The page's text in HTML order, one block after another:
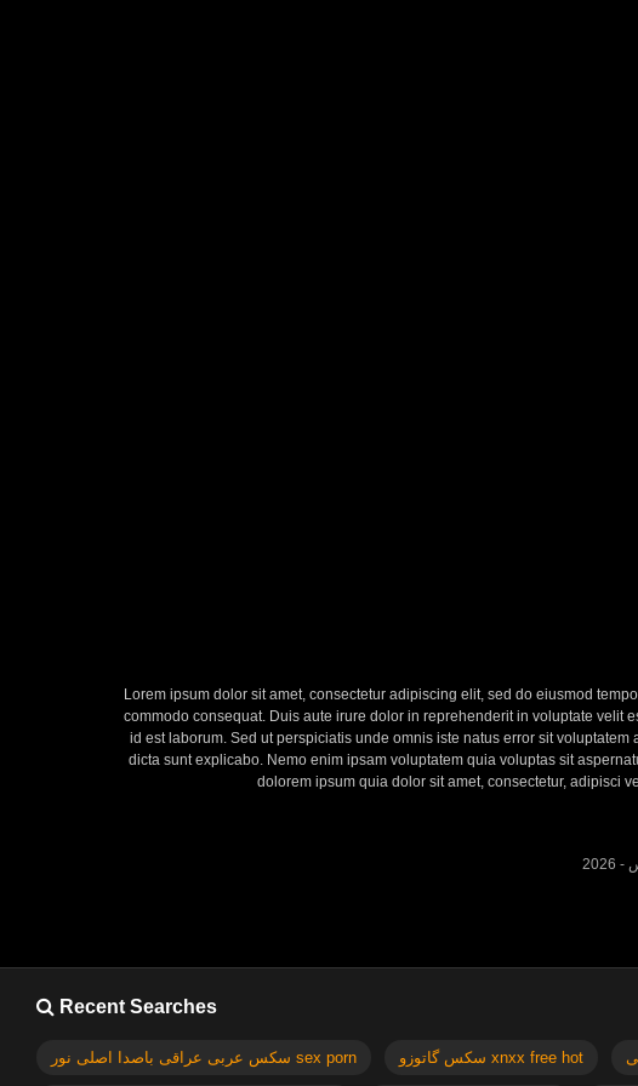
Lorem ipsum dolor sit amet, consectetur adipiscing elit, sed do eiusmod
commodo consequat. Duis aute irure dolor in reprehenderit in voluptate velit
id est laborum. Sed ut perspiciatis unde omnis iste natus error sit
dicta sunt explicabo. Nemo enim ipsam voluptatem quia voluptas sit
dolorem ipsum quia dolor sit amet, consectetur, adipisci
Recent Searches
سکس عربی عراقی باصدا اصلی نور sex porn سکس گاتوزو xnxx free hot